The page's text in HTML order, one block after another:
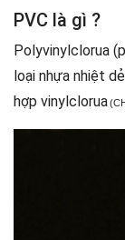
PVC là gì ?
Polyvinylclorua
loại nhựa nhiệt
hợp vinylclorua